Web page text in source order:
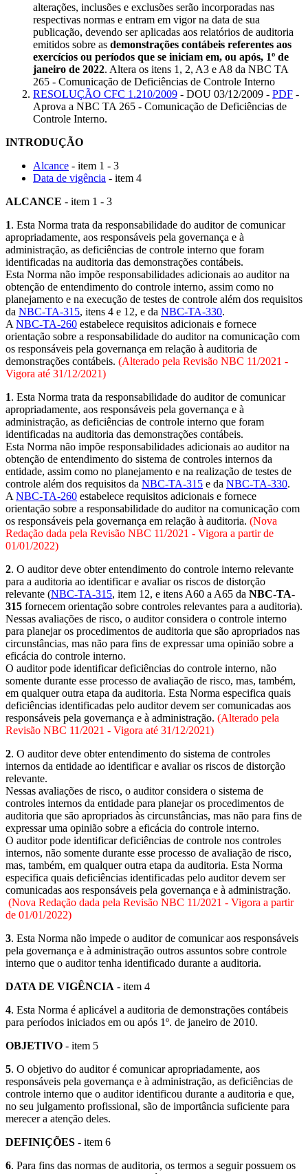
alterações, inclusões e exclusões serão incorporadas nas
respectivas normas e entram em vigor na data de sua
publicação, devendo ser aplicadas aos relatórios de auditoria
emitidos sobre as demonstrações contábeis referentes aos
exercícios ou períodos que se iniciam em, ou após, 1º de
janeiro de 2022. Altera os itens 1, 2, A3 e A8 da NBC TA
265 - Comunicação de Deficiências de Controle Interno
RESOLUÇÃO CFC 1.210/2009 - DOU 03/12/2009 - PDF -
Aprova a NBC TA 265 - Comunicação de Deficiências de
Controle Interno.
INTRODUÇÃO
Alcance - item 1 - 3
Data de vigência - item 4
ALCANCE - item 1 - 3
1. Esta Norma trata da responsabilidade do auditor de comunicar
apropriadamente, aos responsáveis pela governança e à
administração, as deficiências de controle interno que foram
identificadas na auditoria das demonstrações contábeis.
Esta Norma não impõe responsabilidades adicionais ao auditor na
obtenção de entendimento do controle interno, assim como no
planejamento e na execução de testes de controle além dos requisitos
da NBC-TA-315, itens 4 e 12, e da NBC-TA-330.
A NBC-TA-260 estabelece requisitos adicionais e fornece
orientação sobre a responsabilidade do auditor na comunicação com
os responsáveis pela governança em relação à auditoria de
demonstrações contábeis. (Alterado pela Revisão NBC 11/2021 -
Vigora até 31/12/2021)
1. Esta Norma trata da responsabilidade do auditor de comunicar
apropriadamente, aos responsáveis pela governança e à
administração, as deficiências de controle interno que foram
identificadas na auditoria das demonstrações contábeis.
Esta Norma não impõe responsabilidades adicionais ao auditor na
obtenção de entendimento do sistema de controles internos da
entidade, assim como no planejamento e na realização de testes de
controle além dos requisitos da NBC-TA-315 e da NBC-TA-330.
A NBC-TA-260 estabelece requisitos adicionais e fornece
orientação sobre a responsabilidade do auditor na comunicação com
os responsáveis pela governança em relação à auditoria. (Nova
Redação dada pela Revisão NBC 11/2021 - Vigora a partir de
01/01/2022)
2. O auditor deve obter entendimento do controle interno relevante
para a auditoria ao identificar e avaliar os riscos de distorção
relevante (NBC-TA-315, item 12, e itens A60 a A65 da NBC-TA-
315 fornecem orientação sobre controles relevantes para a auditoria).
Nessas avaliações de risco, o auditor considera o controle interno
para planejar os procedimentos de auditoria que são apropriados nas
circunstâncias, mas não para fins de expressar uma opinião sobre a
eficácia do controle interno.
O auditor pode identificar deficiências do controle interno, não
somente durante esse processo de avaliação de risco, mas, também,
em qualquer outra etapa da auditoria. Esta Norma especifica quais
deficiências identificadas pelo auditor devem ser comunicadas aos
responsáveis pela governança e à administração. (Alterado pela
Revisão NBC 11/2021 - Vigora até 31/12/2021)
2. O auditor deve obter entendimento do sistema de controles
internos da entidade ao identificar e avaliar os riscos de distorção
relevante.
Nessas avaliações de risco, o auditor considera o sistema de
controles internos da entidade para planejar os procedimentos de
auditoria que são apropriados às circunstâncias, mas não para fins de
expressar uma opinião sobre a eficácia do controle interno.
O auditor pode identificar deficiências de controle nos controles
internos, não somente durante esse processo de avaliação de risco,
mas, também, em qualquer outra etapa da auditoria. Esta Norma
especifica quais deficiências identificadas pelo auditor devem ser
comunicadas aos responsáveis pela governança e à administração.
(Nova Redação dada pela Revisão NBC 11/2021 - Vigora a partir
de 01/01/2022)
3. Esta Norma não impede o auditor de comunicar aos responsáveis
pela governança e à administração outros assuntos sobre controle
interno que o auditor tenha identificado durante a auditoria.
DATA DE VIGÊNCIA - item 4
4. Esta Norma é aplicável a auditoria de demonstrações contábeis
para períodos iniciados em ou após 1º. de janeiro de 2010.
OBJETIVO - item 5
5. O objetivo do auditor é comunicar apropriadamente, aos
responsáveis pela governança e à administração, as deficiências de
controle interno que o auditor identificou durante a auditoria e que,
no seu julgamento profissional, são de importância suficiente para
merecer a atenção deles.
DEFINIÇÕES - item 6
6. Para fins das normas de auditoria, os termos a seguir possuem os